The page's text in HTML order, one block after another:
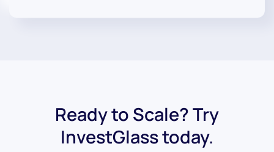
Ready to Scale? Try
InvestGlass today.